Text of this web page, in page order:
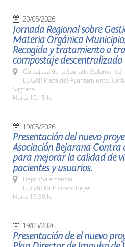
20/05/2026
Jornada Regional sobre
Materia Orgánica
Recogida y tratamiento a
compostaje descentralizado
Carbajosa de la Sagrada (Salamanca)
LUGAR Plaza del Ayuntamiento.
Sagrada.
Hora: 10:15 h.
19/05/2026
Presentación del nuevo
Asociación Bejarana Contra
para mejorar la calidad de
pacientes y usuarios.
Béjar (Salamanca)
LUGAR Multicines. Bejar
Hora: 19:30 h.
19/05/2026
Presentación de el nuevo